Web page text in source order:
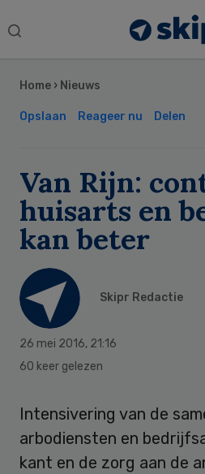
Search
Home › Nieuws
Opslaan Reageer nu Delen
Van Rijn:
huisarts en
kan beter
Skipr Redactie
26 mei 2016, 21:16
60 keer gelezen
Intensivering van de
arbodiensten en
kant en de zorg aan de
Sidebar